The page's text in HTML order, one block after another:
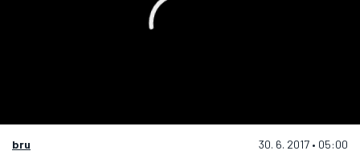
bru 30. 6. 2017 • 05:00